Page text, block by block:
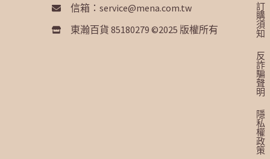
信箱：service@mena.com.tw
東瀚百貨 85180279 ©2025 版權所有
訂
購
須
知
反
詐
騙
聲
明
隱
私
權
政
策